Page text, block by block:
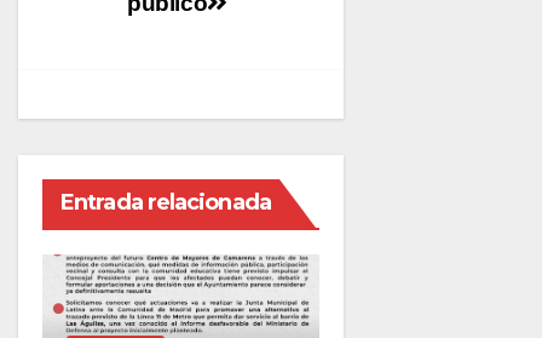
Entrada relacionada